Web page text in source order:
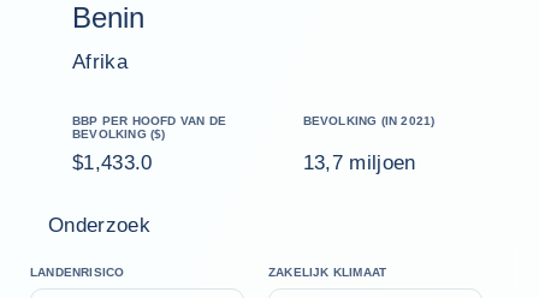
Benin
Afrika
BBP PER HOOFD VAN DE
BEVOLKING ($)
$1,433.0
BEVOLKING (IN 2021)
13,7 miljoen
Onderzoek
LANDENRISICO ZAKELIJK KLIMAAT